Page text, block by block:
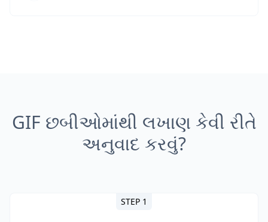
GIF છબીઓમાંથી લખાણ કેવી રીતે
અનુવાદ કરવું?
STEP 1